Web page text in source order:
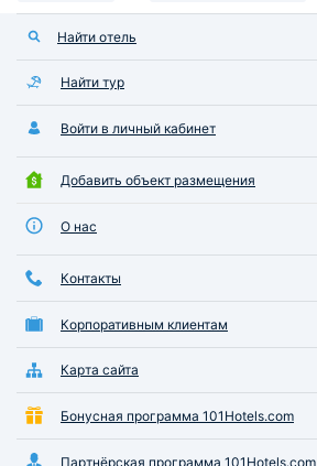
Найти отель
Найти тур
Войти в личный кабинет
Добавить объект размещения
О нас
Контакты
Корпоративным клиентам
Карта сайта
Бонусная программа 101Hotels.com
Партнёрская программа 101Hotels.com